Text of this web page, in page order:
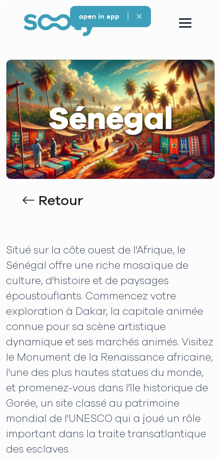
Sénégal
Retour
Situé sur la côte ouest de l'Afrique, le
Sénégal offre une riche mosaïque de
culture, d'histoire et de paysages
époustouflants. Commencez votre
exploration à Dakar, la capitale animée
connue pour sa scène artistique
dynamique et ses marchés animés. Visitez
le Monument de la Renaissance africaine,
l'une des plus hautes statues du monde,
et promenez-vous dans l'île historique de
Gorée, un site classé au patrimoine
mondial de l'UNESCO qui a joué un rôle
important dans la traite transatlantique
des esclaves.
open in app